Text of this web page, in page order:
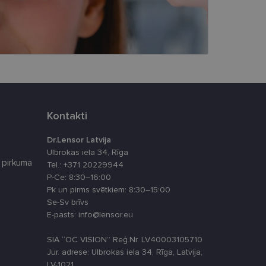
Kontakti
Dr.Lensor Latvija
Ulbrokas iela 34, Rīga
Tel.: +371 20229944
P-Ce: 8:30–16:00
Pk un pirms svētkiem: 8:30–15:00
Se-Sv brīvs
E-pasts: info@lensor.eu
SIA “OC VISION” Reģ.Nr. LV40003105710
Jur. adrese: Ulbrokas iela 34, Rīga, Latvija,
iespējas. Šīs
sīkdatnēm
ilgāk kā divus
attiecībā uz
izmanto, lai
veiktspēju un
Python. Tas
veida
apmeklētāju